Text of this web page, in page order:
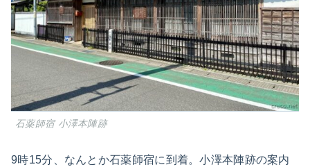
石薬師宿 小澤本陣跡
9時15分、なんとか石薬師宿に到着。小澤本陣跡の案内